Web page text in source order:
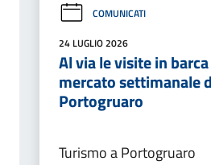
COMUNICATI
24 LUGLIO 2026
Al via le visite in
mercato settimanale
Portogruaro
Turismo a Portogruaro